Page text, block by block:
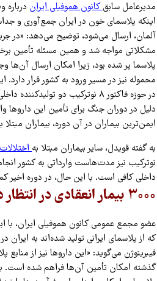
مدیرعامل سابقکانون هموفیلی ایران
اینکه پلاسمای خون در ایران جمع‌آوری و
آلمان، ارسال می‌شود، توضیح می‌دهد: «در
مشکلاتی مواجه شد و همین مسئله تأمین
پلاسما پر شده بود، زیرا امکان ارسال
دلیل در دوران جنگ برای تأمین این
ایمن‌ترین بیماران در آن دوره، بیماران مبتلا به کمبود
به گفته قویدل، سایر بیماران مبتلا به
نوترکیب نیز مدت‌هاست وارداتی به کشور
داخلی کافی است. با این حال، در دوره اخیر
۳۰۰۰ بیمار انعقادی در انتظار دارو
فیبرینوژن می‌گوید: «این داروها نیز از منابع
گذشته امکان تأمین آن‌ها فراهم شده است.